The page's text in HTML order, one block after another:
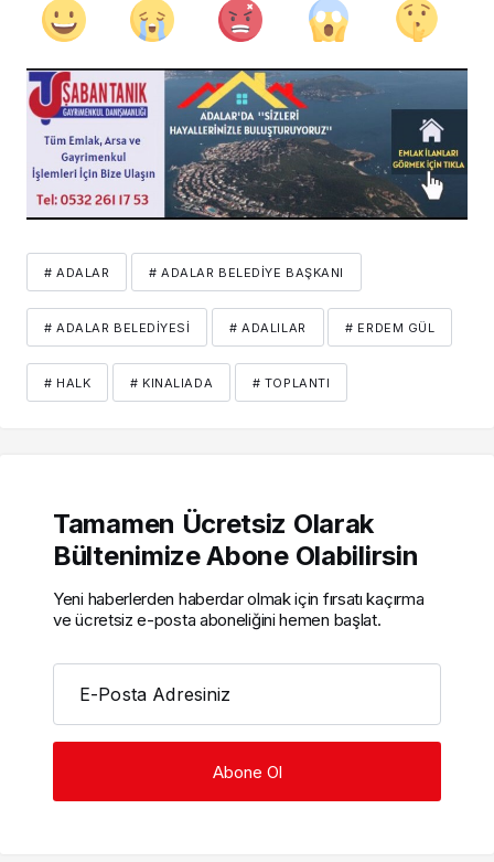
# ADALAR # ADALAR BELEDIYE BAŞKANI
# ADALAR BELEDIYESI # ADALILAR # ERDEM GÜL
# HALK # KINALIADA # TOPLANTI
Tamamen Ücretsiz Olarak
Bültenimize Abone Olabilirsin
Yeni haberlerden haberdar olmak için fırsatı kaçırma
ve ücretsiz e-posta aboneliğini hemen başlat.
E-Posta Adresiniz